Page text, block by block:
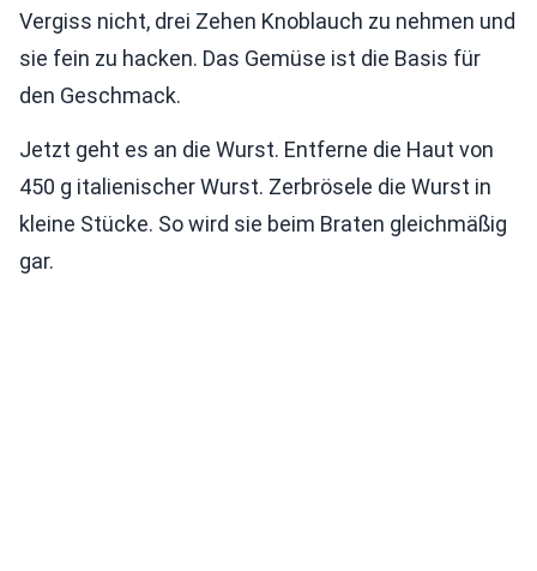
Vergiss nicht, drei Zehen Knoblauch zu nehmen und
sie fein zu hacken. Das Gemüse ist die Basis für
den Geschmack.
Jetzt geht es an die Wurst. Entferne die Haut von
450 g italienischer Wurst. Zerbrösele die Wurst in
kleine Stücke. So wird sie beim Braten gleichmäßig
gar.